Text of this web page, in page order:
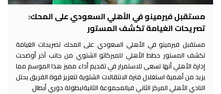
مستقبل فيرمينو في الأهلي السعودي على المحك:
تصريحات الغيامة تكشف المستور
مستقبل فيرمينو في الأهلي السعودي على المحك تصريحات الغيامة
تكشف المستور خطط الأهلي للميركاتو الشتوي من جانب آخر أوضحت
إدارة الأهلي أنها تسعى للاستمرار في تقديم أداء مميز هذا الموسم مما
يزيد من أهمية استغلال فترة الانتقالات الشتوية لتعزيز قوة الفريق يحتل
النادي الأهلي المركز الثاني فيالمجموعة الثانيةلبطولة دوري أبطال